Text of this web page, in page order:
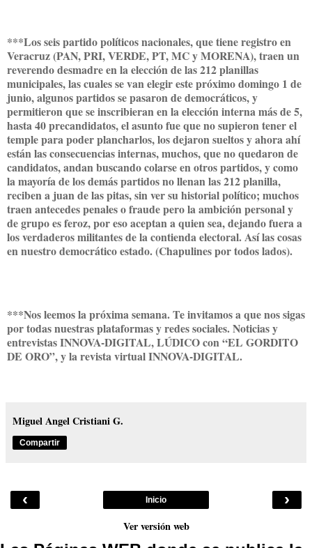
***Los seis partido políticos nacionales, que tiene registro en
Veracruz (PAN, PRI, VERDE, PT, MC y MORENA), traen un
reverendo desmadre en la elección de las 212 planillas
municipales, las cuales se van elegir este próximo domingo 1 de
junio, algunos partidos se pasaron de democráticos, y
permitieron que se inscribieran en la elección interna más de 5,
hasta 40 precandidatos, el asunto fue que no supieron tener el
temple para poder plancharlos, los dejaron sueltos y ahora ahí
están las consecuencias internas, muchos, que no quedaron de
candidatos, andan buscando colarse en otros partidos, y como
la mayoría de los demás partidos no llenan las 212 planilla,
reciben a juan de las pitas, sin ver su historial político; muchos
traen antecedes penales o fraude pero la ambición personal y
de grupo es feroz, por eso aceptan a quien sea, dejando fuera a
los verdaderos militantes de la contienda electoral. Así las cosas
en nuestro democrático estado. (Chapulines por todos lados).
***Nos leemos la próxima semana. Te invitamos a que nos sigas
por todas nuestras plataformas y redes sociales. Noticias y
entrevistas INNOVA-DIGITAL, LÚDICO con “EL GORDITO
DE ORO”, y la revista virtual INNOVA-DIGITAL.
Miguel Angel Cristiani G.
Compartir
‹ ›
Inicio
Ver versión web